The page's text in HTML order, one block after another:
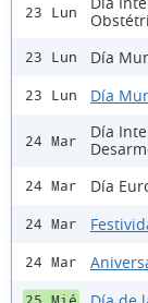
23 Lun
23 Lun Día
23 Lun Día
24 Mar
Día
24 Mar Día
24 Mar
24 Mar